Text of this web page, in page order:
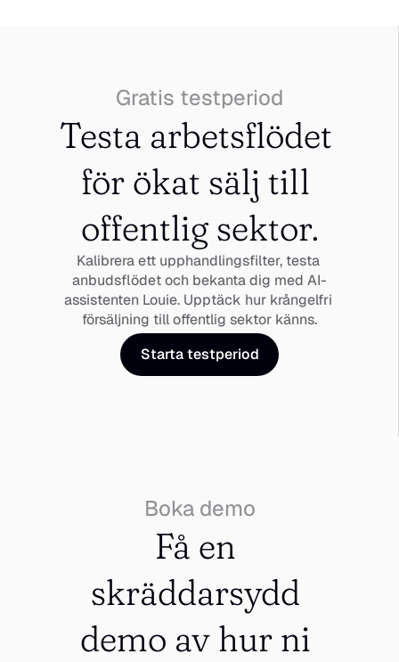
Gratis testperiod
Testa arbetsflödet
för ökat sälj till
offentlig sektor.
Kalibrera ett upphandlingsfilter, testa
anbudsflödet och bekanta dig med AI-
assistenten Louie. Upptäck hur krångelfri
försäljning till offentlig sektor känns.
Starta testperiod
Boka demo
Få en
skräddarsydd
demo av hur ni